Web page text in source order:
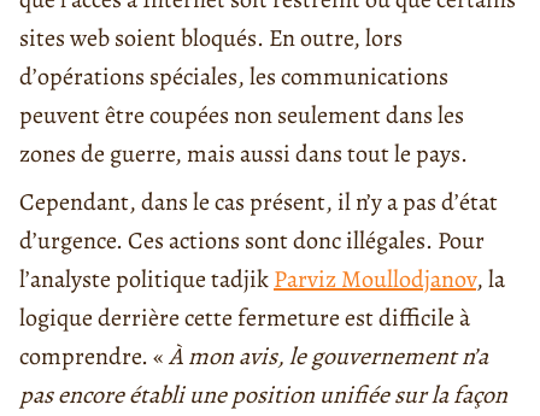
sites web soient bloqués. En outre, lors
d’opérations spéciales, les communications
peuvent être coupées non seulement dans les
zones de guerre, mais aussi dans tout le pays.
Cependant, dans le cas présent, il n’y a pas d’état
d’urgence. Ces actions sont donc illégales. Pour
l’analyste politique tadjikParviz Moullodjanov, la
logique derrière cette fermeture est difficile à
comprendre. «À mon avis, le gouvernement n’a
pas encore établi une position unifiée sur la façon